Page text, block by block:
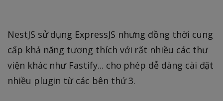
NestJS sử dụng ExpressJS nhưng đồng thời cung
cấp khả năng tương thích với rất nhiều các thư
viện khác như Fastify... cho phép dễ dàng cài đặt
nhiều plugin từ các bên thứ 3.